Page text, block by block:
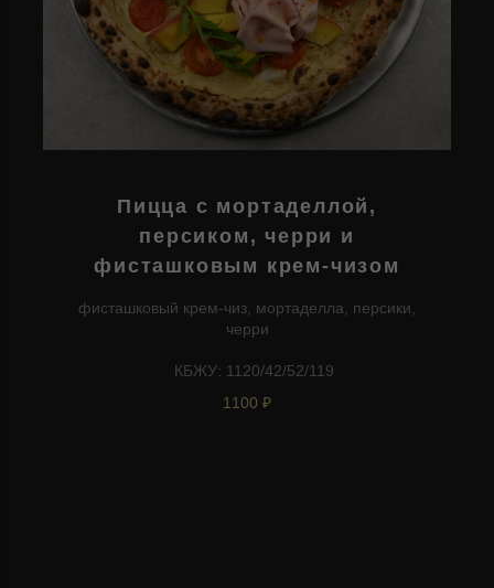
Пицца с мортаделлой,
персиком, черри и
фисташковым крем-чизом
фисташковый крем-чиз, мортаделла, персики,
черри
КБЖУ: 1120/42/52/119
1100 ₽